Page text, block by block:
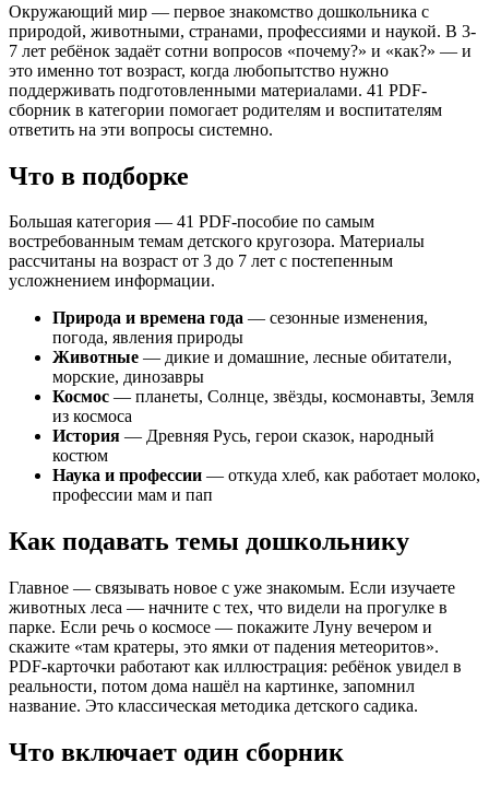
30 настольных игр
50 профессий
Ботаника для малышей
Быки и коровки
Великие полководцы
Великие Романовы
Великие художники России
Вода вокруг нас
Врач
Города России
Детям о Пушкине
Динозавры
Древняя Русь
Изучаем природные явления
Как дела в деревне
Как производят продукты питания
Как устроена земля
Континенты
Космос
Легендарные покорители космоса
Лесные жители
Любимые детские писатели
Москва - столица нашей Родины
Памятники ВОВ
Россия
Россия моя история
Страны мира
Тайланд
Таинственный космос
Тайны профессий
Транспорт
Я и мое тело
Окружающий мир — первое знакомство дошкольника с
природой, животными, странами, профессиями и наукой. В 3-
7 лет ребёнок задаёт сотни вопросов «почему?» и «как?» — и
это именно тот возраст, когда любопытство нужно
поддерживать подготовленными материалами. 41 PDF-
сборник в категории помогает родителям и воспитателям
ответить на эти вопросы системно.
Что в подборке
Большая категория — 41 PDF-пособие по самым
востребованным темам детского кругозора. Материалы
рассчитаны на возраст от 3 до 7 лет с постепенным
усложнением информации.
Природа и времена года — сезонные изменения,
погода, явления природы
Животные — дикие и домашние, лесные обитатели,
морские, динозавры
Космос — планеты, Солнце, звёзды, космонавты, Земля
из космоса
История — Древняя Русь, герои сказок, народный
костюм
Наука и профессии — откуда хлеб, как работает молоко,
профессии мам и пап
Как подавать темы дошкольнику
Главное — связывать новое с уже знакомым. Если изучаете
животных леса — начните с тех, что видели на прогулке в
парке. Если речь о космосе — покажите Луну вечером и
скажите «там кратеры, это ямки от падения метеоритов».
PDF-карточки работают как иллюстрация: ребёнок увидел в
реальности, потом дома нашёл на картинке, запомнил
название. Это классическая методика детского садика.
Что включает один сборник